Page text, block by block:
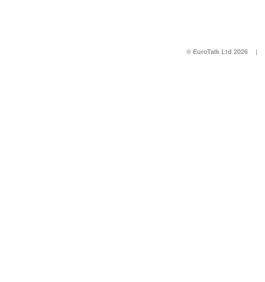
© EuroTalk Ltd 2026 |